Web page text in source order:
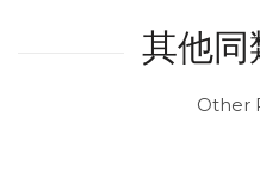
其他同
Other